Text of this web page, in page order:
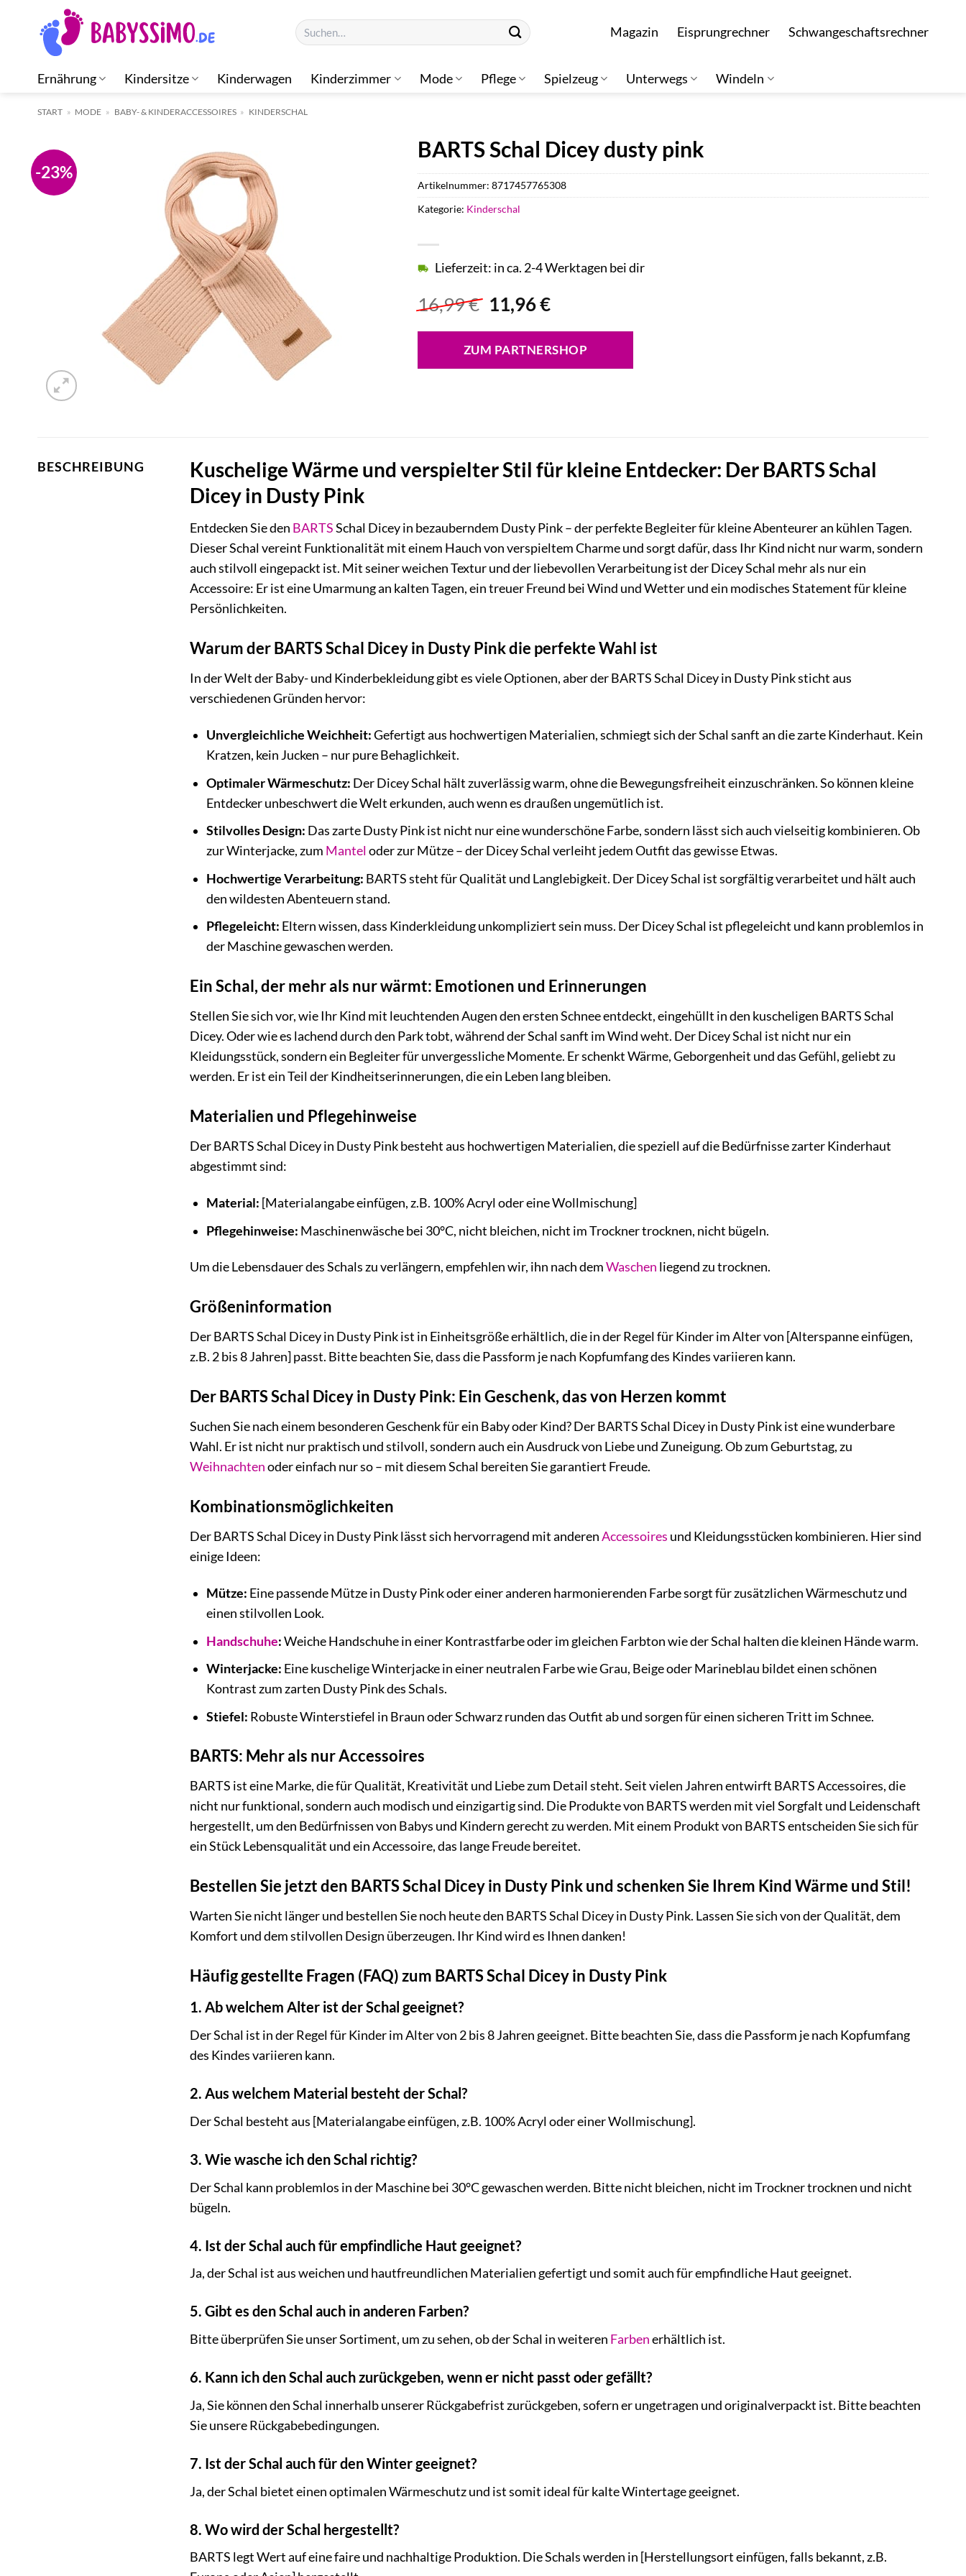
springen
Suchen
nach:
Magazin Eisprungrechner Schwangeschaftsrechner
Ernährung Kindersitze Kinderwagen Kinderzimmer Mode Pflege Spielzeug Unterwegs Windeln
START » MODE » BABY- & KINDERACCESSOIRES » KINDERSCHAL
-23%
BARTS Schal Dicey dusty pink
16,99€ Ursprünglicher
Preis
war:
16,99 €
11,96€Aktueller
ist:
11,96 €.
Lieferzeit: in ca. 2-4 Werktagen bei dir
ZUM PARTNERSHOP
Artikelnummer:8717457765308
Kategorie: Kinderschal
BESCHREIBUNG
Kuschelige Wärme und verspielter Stil für kleine Entdecker: Der BARTS Schal
Dicey in Dusty Pink
Entdecken Sie den BARTSSchal Dicey in bezauberndem Dusty Pink – der perfekte Begleiter für kleine Abenteurer an kühlen Tagen.
Dieser Schal vereint Funktionalität mit einem Hauch von verspieltem Charme und sorgt dafür, dass Ihr Kind nicht nur warm, sondern
auch stilvoll eingepackt ist. Mit seiner weichen Textur und der liebevollen Verarbeitung ist der Dicey Schal mehr als nur ein
Accessoire: Er ist eine Umarmung an kalten Tagen, ein treuer Freund bei Wind und Wetter und ein modisches Statement für kleine
Persönlichkeiten.
Warum der BARTS Schal Dicey in Dusty Pink die perfekte Wahl ist
In der Welt der Baby- und Kinderbekleidung gibt es viele Optionen, aber der BARTS Schal Dicey in Dusty Pink sticht aus
verschiedenen Gründen hervor:
Unvergleichliche Weichheit:Gefertigt aus hochwertigen Materialien, schmiegt sich der Schal sanft an die zarte Kinderhaut. Kein
Kratzen, kein Jucken – nur pure Behaglichkeit.
Optimaler Wärmeschutz: Der Dicey Schal hält zuverlässig warm, ohne die Bewegungsfreiheit einzuschränken. So können kleine
Entdecker unbeschwert die Welt erkunden, auch wenn es draußen ungemütlich ist.
Stilvolles Design: Das zarte Dusty Pink ist nicht nur eine wunderschöne Farbe, sondern lässt sich auch vielseitig kombinieren. Ob
zur Winterjacke, zum Manteloder zur Mütze – der Dicey Schal verleiht jedem Outfit das gewisse Etwas.
Hochwertige Verarbeitung: BARTS steht für Qualität und Langlebigkeit. Der Dicey Schal ist sorgfältig verarbeitet und hält auch
den wildesten Abenteuern stand.
Pflegeleicht: Eltern wissen, dass Kinderkleidung unkompliziert sein muss. Der Dicey Schal ist pflegeleicht und kann problemlos in
der Maschine gewaschen werden.
Ein Schal, der mehr als nur wärmt: Emotionen und Erinnerungen
Stellen Sie sich vor, wie Ihr Kind mit leuchtenden Augen den ersten Schnee entdeckt, eingehüllt in den kuscheligen BARTS Schal
Dicey. Oder wie es lachend durch den Park tobt, während der Schal sanft im Wind weht. Der Dicey Schal ist nicht nur ein
Kleidungsstück, sondern ein Begleiter für unvergessliche Momente. Er schenkt Wärme, Geborgenheit und das Gefühl, geliebt zu
werden. Er ist ein Teil der Kindheitserinnerungen, die ein Leben lang bleiben.
Materialien und Pflegehinweise
Der BARTS Schal Dicey in Dusty Pink besteht aus hochwertigen Materialien, die speziell auf die Bedürfnisse zarter Kinderhaut
abgestimmt sind:
Material: [Materialangabe einfügen, z.B. 100% Acryl oder eine Wollmischung]
Pflegehinweise: Maschinenwäsche bei 30°C, nicht bleichen, nicht im Trockner trocknen, nicht bügeln.
Um die Lebensdauer des Schals zu verlängern, empfehlen wir, ihn nach demWaschen liegend zu trocknen.
Größeninformation
Der BARTS Schal Dicey in Dusty Pink ist in Einheitsgröße erhältlich, die in der Regel für Kinder im Alter von [Alterspanne einfügen,
z.B. 2 bis 8 Jahren] passt. Bitte beachten Sie, dass die Passform je nach Kopfumfang des Kindes variieren kann.
Der BARTS Schal Dicey in Dusty Pink: Ein Geschenk, das von Herzen kommt
Suchen Sie nach einem besonderen Geschenk für ein Baby oder Kind? Der BARTS Schal Dicey in Dusty Pink ist eine wunderbare
Wahl. Er ist nicht nur praktisch und stilvoll, sondern auch ein Ausdruck von Liebe und Zuneigung. Ob zum Geburtstag, zu
Weihnachtenoder einfach nur so – mit diesem Schal bereiten Sie garantiert Freude.
Kombinationsmöglichkeiten
Der BARTS Schal Dicey in Dusty Pink lässt sich hervorragend mit anderenAccessoires und Kleidungsstücken kombinieren. Hier sind
einige Ideen:
Mütze: Eine passende Mütze in Dusty Pink oder einer anderen harmonierenden Farbe sorgt für zusätzlichen Wärmeschutz und
einen stilvollen Look.
Handschuhe:Weiche Handschuhe in einer Kontrastfarbe oder im gleichen Farbton wie der Schal halten die kleinen Hände warm.
Winterjacke: Eine kuschelige Winterjacke in einer neutralen Farbe wie Grau, Beige oder Marineblau bildet einen schönen
Kontrast zum zarten Dusty Pink des Schals.
Stiefel: Robuste Winterstiefel in Braun oder Schwarz runden das Outfit ab und sorgen für einen sicheren Tritt im Schnee.
BARTS: Mehr als nur Accessoires
BARTS ist eine Marke, die für Qualität, Kreativität und Liebe zum Detail steht. Seit vielen Jahren entwirft BARTS Accessoires, die
nicht nur funktional, sondern auch modisch und einzigartig sind. Die Produkte von BARTS werden mit viel Sorgfalt und Leidenschaft
hergestellt, um den Bedürfnissen von Babys und Kindern gerecht zu werden. Mit einem Produkt von BARTS entscheiden Sie sich für
ein Stück Lebensqualität und ein Accessoire, das lange Freude bereitet.
Bestellen Sie jetzt den BARTS Schal Dicey in Dusty Pink und schenken Sie Ihrem Kind Wärme und Stil!
Warten Sie nicht länger und bestellen Sie noch heute den BARTS Schal Dicey in Dusty Pink. Lassen Sie sich von der Qualität, dem
Komfort und dem stilvollen Design überzeugen. Ihr Kind wird es Ihnen danken!
Häufig gestellte Fragen (FAQ) zum BARTS Schal Dicey in Dusty Pink
1. Ab welchem Alter ist der Schal geeignet?
Der Schal ist in der Regel für Kinder im Alter von 2 bis 8 Jahren geeignet. Bitte beachten Sie, dass die Passform je nach Kopfumfang
des Kindes variieren kann.
2. Aus welchem Material besteht der Schal?
Der Schal besteht aus [Materialangabe einfügen, z.B. 100% Acryl oder einer Wollmischung].
3. Wie wasche ich den Schal richtig?
Der Schal kann problemlos in der Maschine bei 30°C gewaschen werden. Bitte nicht bleichen, nicht im Trockner trocknen und nicht
bügeln.
4. Ist der Schal auch für empfindliche Haut geeignet?
Ja, der Schal ist aus weichen und hautfreundlichen Materialien gefertigt und somit auch für empfindliche Haut geeignet.
5. Gibt es den Schal auch in anderen Farben?
Bitte überprüfen Sie unser Sortiment, um zu sehen, ob der Schal in weiteren Farbenerhältlich ist.
6. Kann ich den Schal auch zurückgeben, wenn er nicht passt oder gefällt?
Ja, Sie können den Schal innerhalb unserer Rückgabefrist zurückgeben, sofern er ungetragen und originalverpackt ist. Bitte beachten
Sie unsere Rückgabebedingungen.
7. Ist der Schal auch für den Winter geeignet?
Ja, der Schal bietet einen optimalen Wärmeschutz und ist somit ideal für kalte Wintertage geeignet.
8. Wo wird der Schal hergestellt?
BARTS legt Wert auf eine faire und nachhaltige Produktion. Die Schals werden in [Herstellungsort einfügen, falls bekannt, z.B.